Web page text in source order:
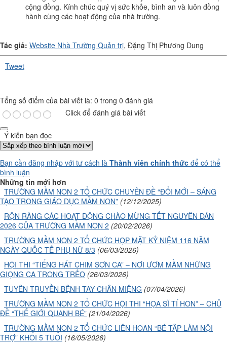
cộng đồng. Kính chúc quý vị sức khỏe, bình an và luôn đồng
hành cùng các hoạt động của nhà trường.
Tác giả: Website Nhà Trường Quản trị, Đặng Thị Phương Dung
Tweet
Tổng số điểm của bài viết là: 0 trong 0 đánh giá
Click để đánh giá bài viết
Ý kiến bạn đọc
Bạn cần đăng nhập với tư cách là Thành viên chính thức để có thể
bình luận
Những tin mới hơn
TRƯỜNG MẦM NON 2 TỔ CHỨC CHUYÊN ĐỀ “ĐỔI MỚI – SÁNG
TẠO TRONG GIÁO DỤC MẦM NON” (12/12/2025)
RỘN RÀNG CÁC HOẠT ĐỘNG CHÀO MỪNG TẾT NGUYÊN ĐÁN
2026 CỦA TRƯỜNG MẦM NON 2 (20/02/2026)
TRƯỜNG MẦM NON 2 TỔ CHỨC HỌP MẶT KỶ NIỆM 116 NĂM
NGÀY QUỐC TẾ PHỤ NỮ 8/3 (06/03/2026)
HỘI THI “TIẾNG HÁT CHIM SƠN CA” – NƠI ƯƠM MẦM NHỮNG
GIỌNG CA TRONG TRẺO (26/03/2026)
TUYÊN TRUYỀN BỆNH TAY CHÂN MIỆNG (07/04/2026)
TRƯỜNG MẦM NON 2 TỔ CHỨC HỘI THI “HỌA SĨ TÍ HON” – CHỦ
ĐỀ “THẾ GIỚI QUANH BÉ” (21/04/2026)
TRƯỜNG MẦM NON 2 TỔ CHỨC LIÊN HOAN “BÉ TẬP LÀM NỘI
TRỢ” KHỐI 5 TUỔI (16/05/2026)